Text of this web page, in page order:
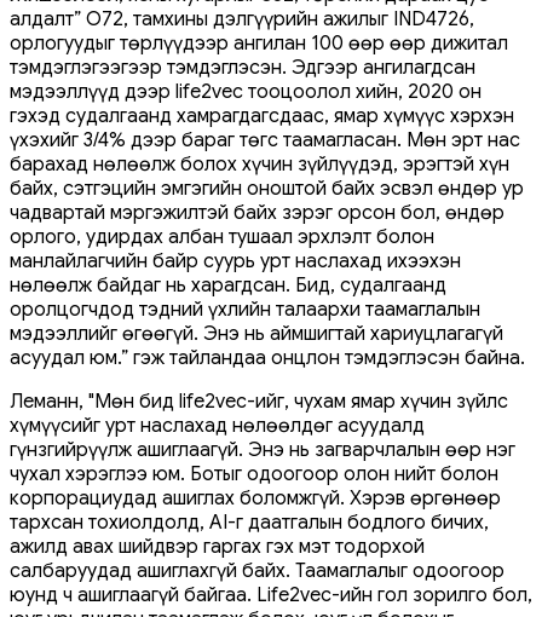
алдалт” O72, тамхины дэлгүүрийн ажилыг IND4726,
орлогуудыг төрлүүдээр ангилан 100 өөр өөр дижитал
тэмдэглэгээгээр тэмдэглэсэн. Эдгээр ангилагдсан
мэдээллүүд дээр life2vec тооцоолол хийн, 2020 он
гэхэд судалгаанд хамрагдагсдаас, ямар хүмүүс хэрхэн
үхэхийг 3/4% дээр бараг төгс таамагласан. Мөн эрт нас
барахад нөлөөлж болох хүчин зүйлүүдэд, эрэгтэй хүн
байх, сэтгэцийн эмгэгийн оноштой байх эсвэл өндөр ур
чадвартай мэргэжилтэй байх зэрэг орсон бол, өндөр
орлого, удирдах албан тушаал эрхлэлт болон
манлайлагчийн байр суурь урт наслахад ихээхэн
нөлөөлж байдаг нь харагдсан. Бид, судалгаанд
оролцогчдод тэдний үхлийн талаархи таамаглалын
мэдээллийг өгөөгүй. Энэ нь аймшигтай хариуцлагагүй
асуудал юм.” гэж тайландаа онцлон тэмдэглэсэн байна.
Леманн, "Мөн бид life2vec-ийг, чухам ямар хүчин зүйлс
хүмүүсийг урт наслахад нөлөөлдөг асуудалд
гүнзгийрүүлж ашиглаагүй. Энэ нь загварчлалын өөр нэг
чухал хэрэглээ юм. Ботыг одоогоор олон нийт болон
корпорациудад ашиглах боломжгүй. Хэрэв өргөнөөр
тархсан тохиолдолд, AI-г даатгалын бодлого бичих,
ажилд авах шийдвэр гаргах гэх мэт тодорхой
салбаруудад ашиглахгүй байх. Таамаглалыг одоогоор
юунд ч ашиглаагүй байгаа. Life2vec-ийн гол зорилго бол,